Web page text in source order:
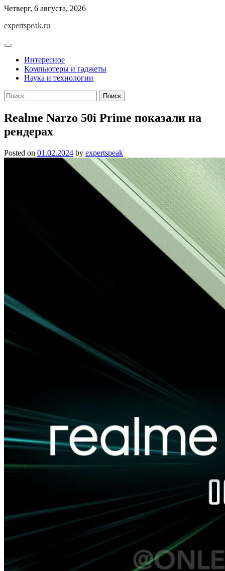
Skip
content
Четверг, 6 августа, 2026
expertspeak.ru
Интересное
Компьютеры и гаджеты
Наука и технологии
Найти:
Realme Narzo 50i Prime показали на
рендерах
Posted on 01.02.2024 by expertspeak